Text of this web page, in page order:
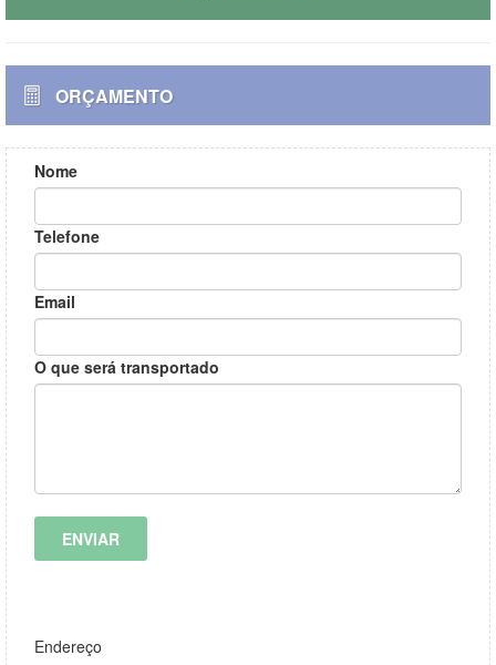
ORÇAMENTO
Nome
Telefone
Email
O que será transportado
ENVIAR
Endereço